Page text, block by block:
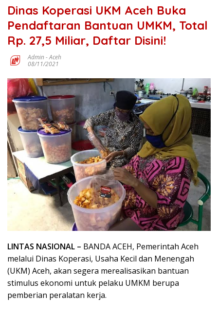
Dinas Koperasi UKM Aceh Buka
Pendaftaran Bantuan UMKM, Total
Rp. 27,5 Miliar, Daftar Disini!
Admin-Aceh
08/11/2021
LINTAS NASIONAL – BANDA ACEH, Pemerintah Aceh
melalui Dinas Koperasi, Usaha Kecil dan Menengah
(UKM) Aceh, akan segera merealisasikan bantuan
stimulus ekonomi untuk pelaku UMKM berupa
pemberian peralatan kerja.